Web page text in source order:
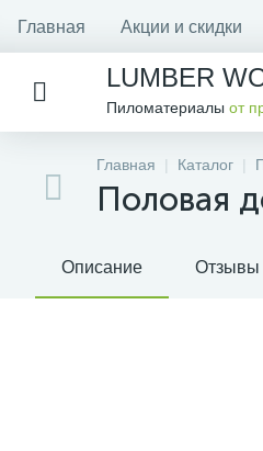
Главная Акции и скидки
LUMBER
Пиломатериалы от
Главная Каталог
Половая
Описание Отзывы